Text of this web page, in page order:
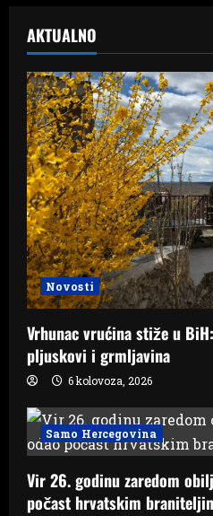
AKTUALNO
Novosti
Vrhunac vrućina stiže u
pljuskovi i grmljavina
6 kolovoza, 2026
Samo Hercegovina
Vir 26. godinu zaredom
počast hrvatskim